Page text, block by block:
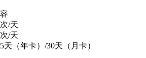
/天
/天
（年卡）/30天（月卡）